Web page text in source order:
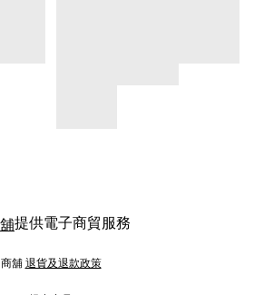
提供電子商貿服務
商舖 退貨及退款政策